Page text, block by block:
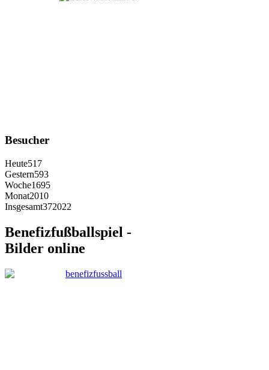
Besucher
Heute517
Gestern593
Woche1695
Monat2010
Insgesamt372022
Benefizfußballspiel -
Bilder online